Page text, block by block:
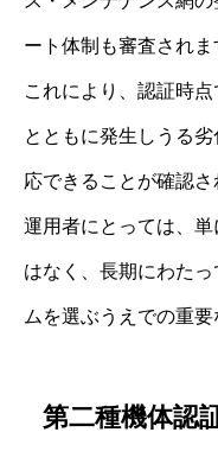
ート体制も審査されま
これにより、認証時
とともに発生しうる
応できることが確認さ
運用者にとっては、
はなく、長期にわた
ムを選ぶうえでの重要
第二種機体認